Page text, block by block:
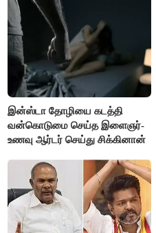
இன்ஸ்டா தோழியை கடத்தி
வன்கொடுமை செய்த இளைஞர்-
உணவு ஆர்டர் செய்து சிக்கினான்